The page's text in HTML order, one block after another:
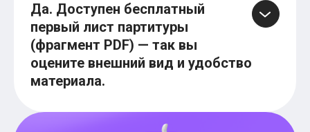
Да. Доступен бесплатный
первый лист партитуры
(фрагмент PDF) — так вы
оцените внешний вид и удобство
материала.